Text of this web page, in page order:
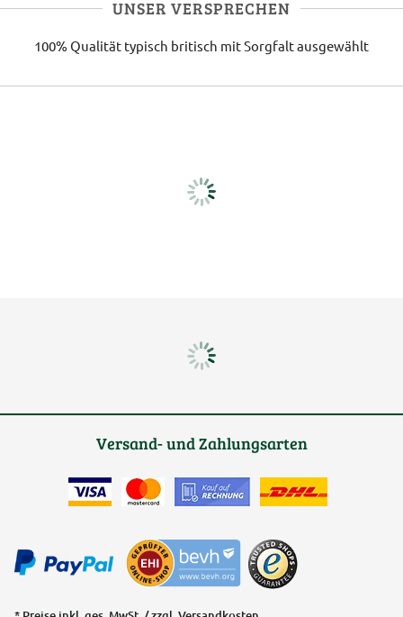
UNSER VERSPRECHEN
100% Qualität typisch britisch mit Sorgfalt ausgewählt
Versand- und Zahlungsarten